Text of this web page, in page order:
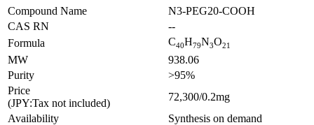
Compound Name
N3-PEG20-COOH
CAS RN
--
Formula
C40H79N3O21
MW
938.06
Purity
>95%
Price
(JPY:Tax not included)
72,300/0.2mg
Availability
Synthesis on demand